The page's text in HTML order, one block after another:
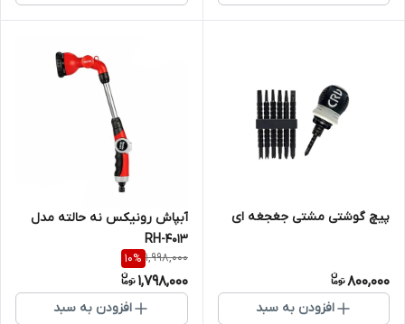
پیچ گوشتی مشتی جغجغه ای
800,000
افزودن به سبد
آبپاش رونیکس نه حالته مدل
RH-4013
1,998,000
10%
1,798,000
افزودن به سبد